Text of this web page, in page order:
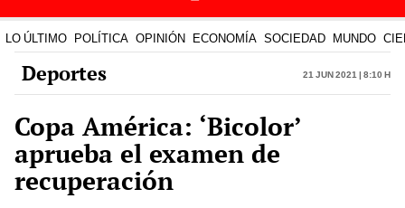
LO ÚLTIMO POLÍTICA OPINIÓN ECONOMÍA SOCIEDAD MUNDO
Deportes 21 Jun 2021 | 8:10 h
Copa América: ‘Bicolor’
aprueba el examen de
recuperación